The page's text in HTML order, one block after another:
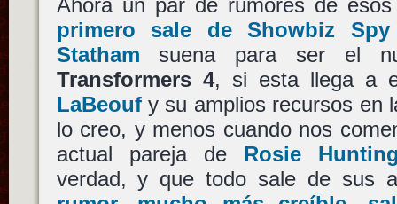
Ahora un par de rumores de
primero sale de Showbiz Spy
Statham suena para ser el
Transformers 4, si esta llega a
LaBeoufy su amplios recursos en
lo creo, y menos cuando nos
actual pareja de Rosie
verdad, y que todo sale de sus